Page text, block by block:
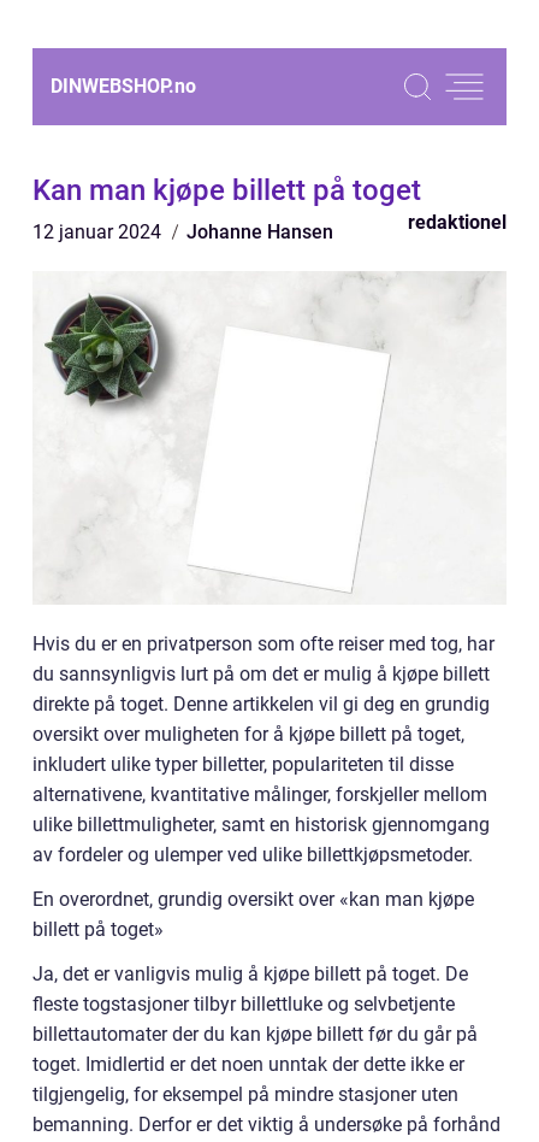
DINWEBSHOP.no
Kan man kjøpe billett på toget
12 januar 2024 Johanne Hansen redaktionel
Hvis du er en privatperson som ofte reiser med tog, har
du sannsynligvis lurt på om det er mulig å kjøpe billett
direkte på toget. Denne artikkelen vil gi deg en grundig
oversikt over muligheten for å kjøpe billett på toget,
inkludert ulike typer billetter, populariteten til disse
alternativene, kvantitative målinger, forskjeller mellom
ulike billettmuligheter, samt en historisk gjennomgang
av fordeler og ulemper ved ulike billettkjøpsmetoder.
En overordnet, grundig oversikt over «kan man kjøpe
billett på toget»
Ja, det er vanligvis mulig å kjøpe billett på toget. De
fleste togstasjoner tilbyr billettluke og selvbetjente
billettautomater der du kan kjøpe billett før du går på
toget. Imidlertid er det noen unntak der dette ikke er
tilgjengelig, for eksempel på mindre stasjoner uten
bemanning. Derfor er det viktig å undersøke på forhånd